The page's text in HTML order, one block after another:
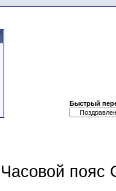
Быстрый
Часовой пояс